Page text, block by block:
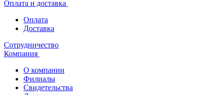
Оплата и доставка
Оплата
Доставка
Сотрудничество
Компания
О компании
Филиалы
Свидетельства